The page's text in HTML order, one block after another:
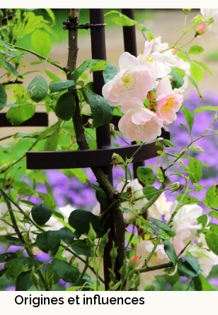
Origines et influences